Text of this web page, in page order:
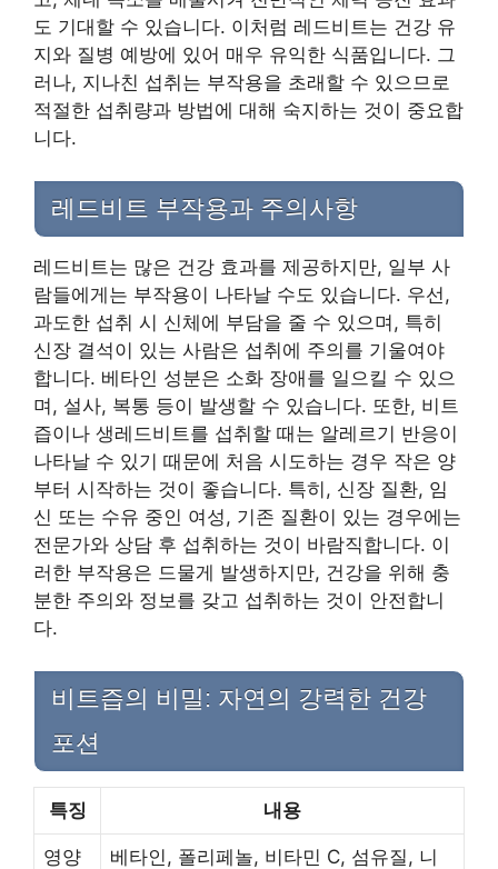
도 기대할 수 있습니다. 이처럼 레드비트는 건강 유
지와 질병 예방에 있어 매우 유익한 식품입니다. 그
러나, 지나친 섭취는 부작용을 초래할 수 있으므로
적절한 섭취량과 방법에 대해 숙지하는 것이 중요합
니다.
레드비트 부작용과 주의사항
레드비트는 많은 건강 효과를 제공하지만, 일부 사
람들에게는 부작용이 나타날 수도 있습니다. 우선,
과도한 섭취 시 신체에 부담을 줄 수 있으며, 특히
신장 결석이 있는 사람은 섭취에 주의를 기울여야
합니다. 베타인 성분은 소화 장애를 일으킬 수 있으
며, 설사, 복통 등이 발생할 수 있습니다. 또한, 비트
즙이나 생레드비트를 섭취할 때는 알레르기 반응이
나타날 수 있기 때문에 처음 시도하는 경우 작은 양
부터 시작하는 것이 좋습니다. 특히, 신장 질환, 임
신 또는 수유 중인 여성, 기존 질환이 있는 경우에는
전문가와 상담 후 섭취하는 것이 바람직합니다. 이
러한 부작용은 드물게 발생하지만, 건강을 위해 충
분한 주의와 정보를 갖고 섭취하는 것이 안전합니
다.
비트즙의 비밀: 자연의 강력한 건강
포션
특징 내용
영양
베타인, 폴리페놀, 비타민 C, 섬유질, 니